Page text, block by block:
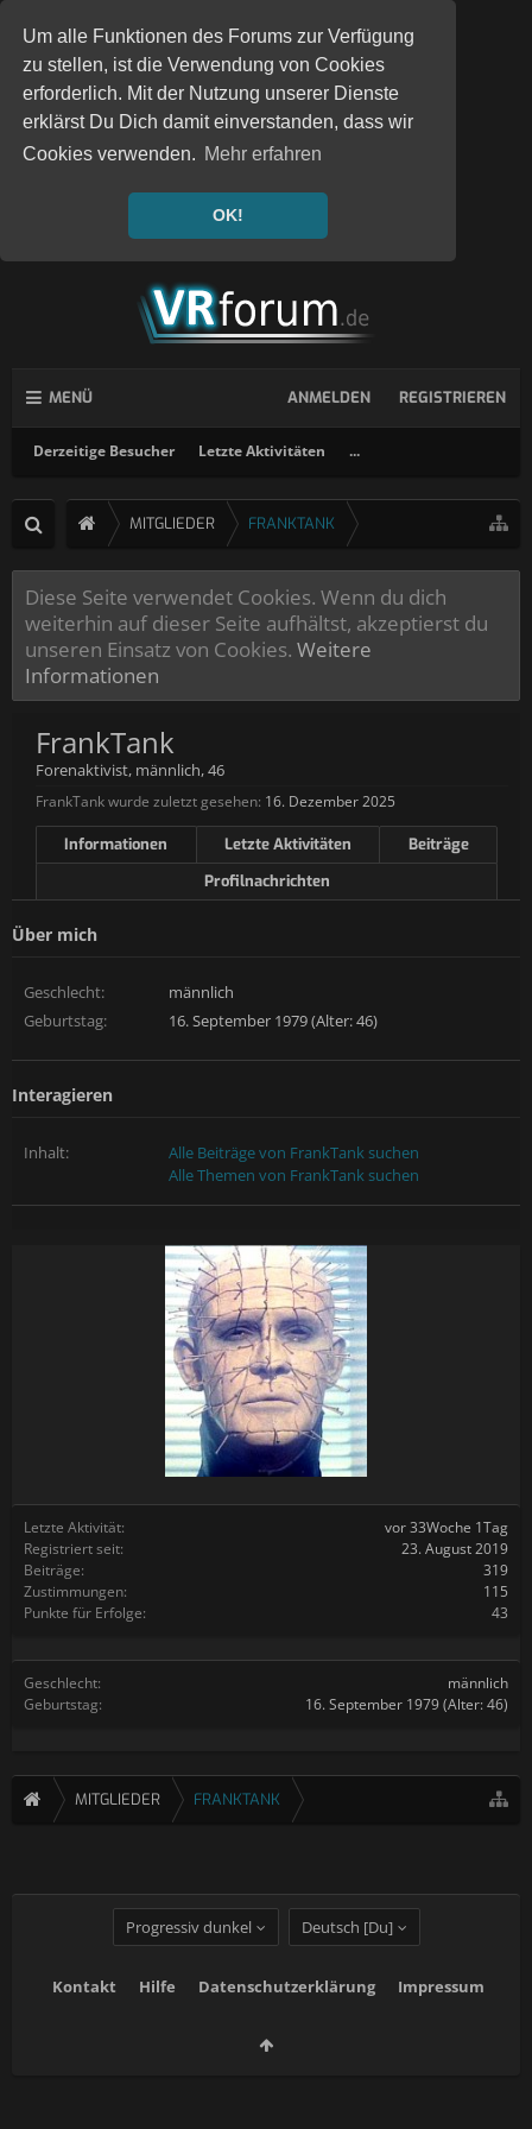
Um alle Funktionen des Forums zur Verfügung
zu stellen, ist die Verwendung von Cookies
erforderlich. Mit der Nutzung unserer Dienste
erklärst Du Dich damit einverstanden, dass wir
Cookies verwenden. Mehr erfahren
OK!
MENÜ
Derzeitige Besucher Letzte Aktivitäten ...
ANMELDEN REGISTRIEREN
MITGLIEDER FRANKTANK
Diese Seite verwendet Cookies. Wenn du dich
weiterhin auf dieser Seite aufhältst, akzeptierst du
unseren Einsatz von Cookies. Weitere
Informationen
Letzte Aktivität:
vor 33Woche 1Tag
Registriert seit:
23. August 2019
Beiträge:
319
Zustimmungen:
115
Punkte für Erfolge:
43
Geschlecht:
männlich
Geburtstag:
16. September 1979(Alter: 46)
FrankTank
Forenaktivist, männlich, 46
FrankTank wurde zuletzt gesehen: 16. Dezember 2025
Informationen Letzte Aktivitäten
Beiträge
Profilnachrichten
Über mich
Geschlecht:
männlich
Geburtstag:
16. September 1979 (Alter: 46)
Interagieren
Inhalt:
Alle Beiträge von FrankTank suchen
Alle Themen von FrankTank suchen
MITGLIEDER FRANKTANK
Progressiv dunkel Deutsch [Du]
Kontakt Hilfe Datenschutzerklärung Impressum